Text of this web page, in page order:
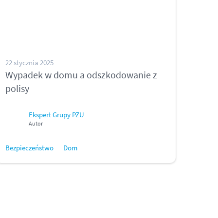
22 stycznia 2025
Wypadek w domu a odszkodowanie z
polisy
Ekspert Grupy PZU
Autor
Bezpieczeństwo Dom